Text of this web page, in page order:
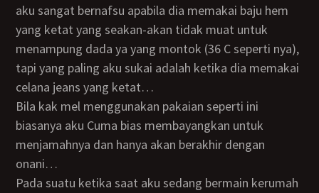
aku sangat bernafsu apabila dia memakai baju hem
yang ketat yang seakan-akan tidak muat untuk
menampung dada ya yang montok (36 C seperti nya),
tapi yang paling aku sukai adalah ketika dia memakai
celana jeans yang ketat…
Bila kak mel menggunakan pakaian seperti ini
biasanya aku Cuma bias membayangkan untuk
menjamahnya dan hanya akan berakhir dengan
onani…
Pada suatu ketika saat aku sedang bermain kerumah